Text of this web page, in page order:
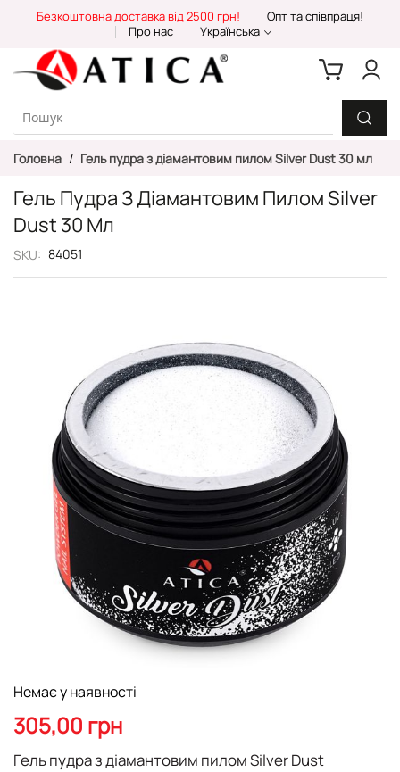
Content
Безкоштовна доставка від 2500 грн!
Опт та співпраця!
Про нас
Українська
Головна Гель пудра з діамантовим пилом Silver Dust 30 мл
Гель Пудра З Діамантовим Пилом Silver
Dust 30 Мл
SKU 84051
зображень
до
початку
галереї
зображень
Немає у наявності
305,00 грн
Гель пудра з діамантовим пилом Silver Dust